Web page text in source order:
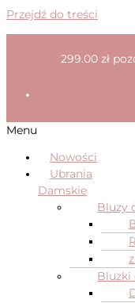
Przejdź do treści
299.00 zł
Menu
Nowości
Ubrania
Damskie
Bluzy
Bluzki